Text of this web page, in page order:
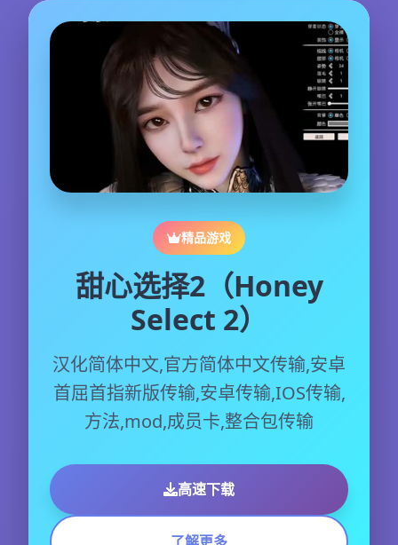
精品游戏
甜心选择2（Honey
Select 2）
汉化简体中文,官方简体中文传输,安卓
首屈首指新版传输,安卓传输,IOS传输,
方法,mod,成员卡,整合包传输
高速下载
了解更多